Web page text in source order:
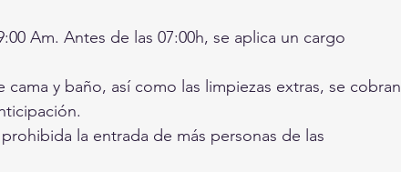
Am. Antes de las 07:00h, se aplica un cargo
cama y baño, así como las limpiezas extras, se cobran
prohibida la entrada de más personas de las